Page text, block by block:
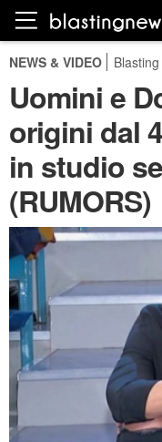
NEWS & VIDEO
Uomini e
origini dal
in studio
(RUMORS)